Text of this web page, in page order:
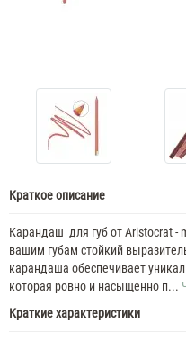
Краткое описание
Карандаш для губ от Aristocrat -
вашим губам стойкий
карандаша обеспечивает
которая ровно и насыщенно п...
Краткие характеристики